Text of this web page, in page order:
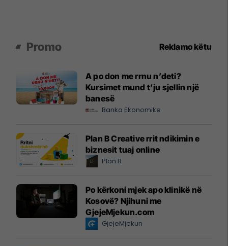
Promo Reklamo këtu
A po don me rrnu n’deti?
Kursimet mund t’ju sjellin një
banesë
Banka Ekonomike
Plan B Creative rrit ndikimin e
biznesit tuaj online
Plan B
Po kërkoni mjek apo klinikë në
Kosovë? Njihuni me
GjejeMjekun.com
GjejeMjekun